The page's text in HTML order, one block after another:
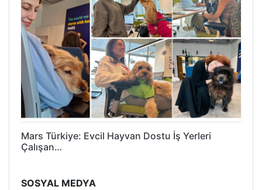
Mars Türkiye: Evcil Hayvan Dostu İş Yerleri
Çalışan…
SOSYAL MEDYA